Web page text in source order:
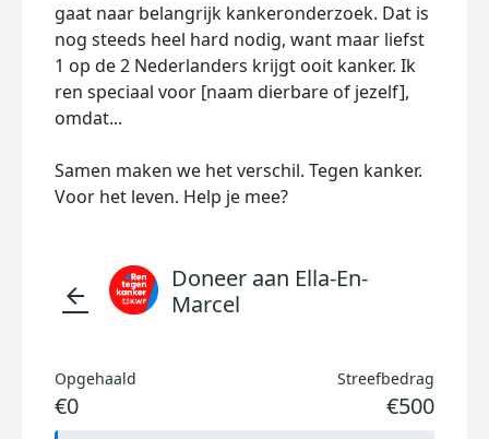
gaat naar belangrijk kankeronderzoek. Dat is
nog steeds heel hard nodig, want maar liefst
1 op de 2 Nederlanders krijgt ooit kanker. Ik
ren speciaal voor [naam dierbare of jezelf],
omdat...
Samen maken we het verschil. Tegen kanker.
Voor het leven. Help je mee?
arrow_back
Doneer aan Ella-En-
Marcel
Opgehaald
€0
Streefbedrag
€500